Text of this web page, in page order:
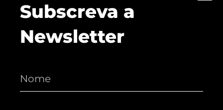
Subscreva a
Newsletter